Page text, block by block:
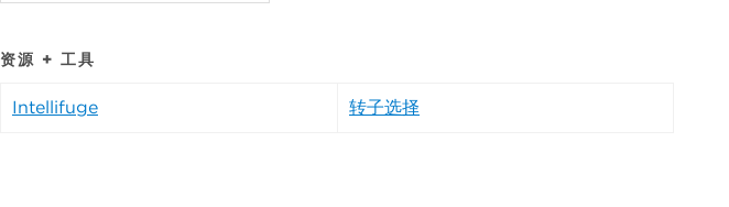
资源 + 工具
Intellifuge 转子选择